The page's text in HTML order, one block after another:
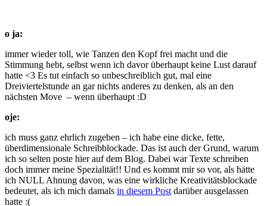
o ja:
immer wieder toll, wie Tanzen den Kopf frei macht und die
Stimmung hebt, selbst wenn ich davor überhaupt keine Lust darauf
hatte <3 Es tut einfach so unbeschreiblich gut, mal eine
Dreiviertelstunde an gar nichts anderes zu denken, als an den
nächsten Move – wenn überhaupt :D
oje:
ich muss ganz ehrlich zugeben – ich habe eine dicke, fette,
überdimensionale Schreibblockade. Das ist auch der Grund, warum
ich so selten poste hier auf dem Blog. Dabei war Texte schreiben
doch immer meine Spezialität!! Und es kommt mir so vor, als hätte
ich NULL Ahnung davon, was eine wirkliche Kreativitätsblockade
bedeutet, als ich mich damals in diesem Post darüber ausgelassen
hatte :(